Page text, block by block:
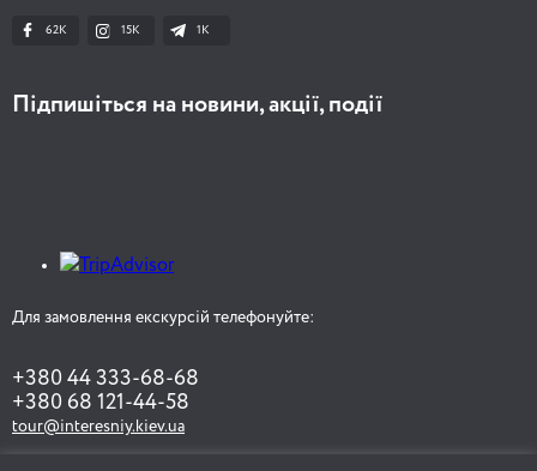
62K 15K 1К
Підпишіться на новини, акції, події
Для замовлення екскурсій телефонуйте:
+380 44 333-68-68
+380 68 121-44-58
tour@interesniy.kiev.ua